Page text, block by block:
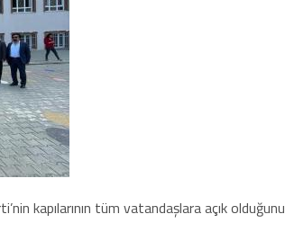
kapılarının tüm vatandaşlara açık olduğunu